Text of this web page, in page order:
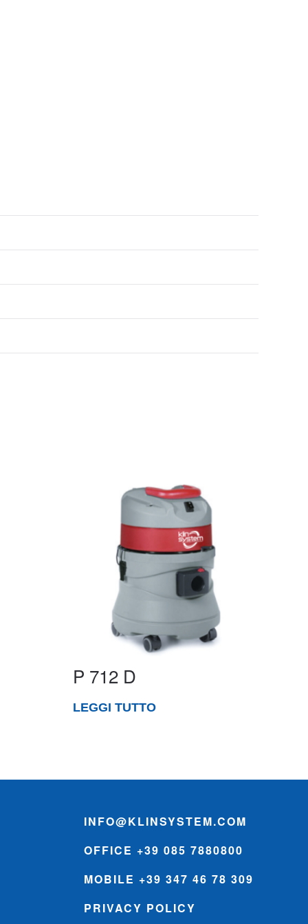
P 712 D
LEGGI TUTTO
INFO@KLINSYSTEM.COM
OFFICE +39 085 7880800
MOBILE +39 347 46 78 309
PRIVACY POLICY